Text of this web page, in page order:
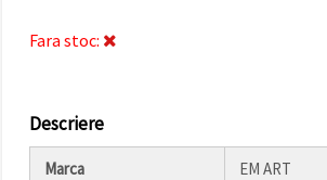
toate!" Sau
selectând
un tip de
cookie -uri
Fara stoc:
Descriere
Marca EM ART